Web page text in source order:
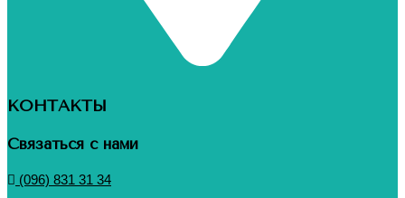
КОНТАКТЫ
Связаться с нами
(096) 831 31 34